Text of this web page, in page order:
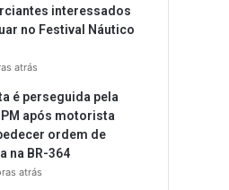
interessados
no Festival Náutico
atrás
é perseguida pela
PM após motorista
ordem de
na BR-364
atrás